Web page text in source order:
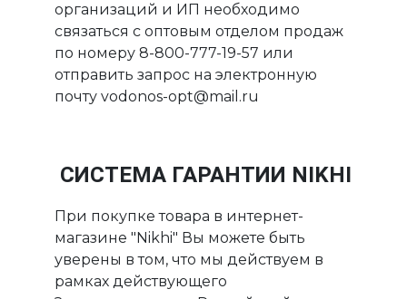
организаций и ИП необходимо
связаться с оптовым отделом продаж
по номеру 8-800-777-19-57 или
отправить запрос на электронную
почту vodonos-opt@mail.ru
СИСТЕМА ГАРАНТИИ NIKHI
При покупке товара в интернет-
магазине "Nikhi" Вы можете быть
уверены в том, что мы действуем в
рамках действующего